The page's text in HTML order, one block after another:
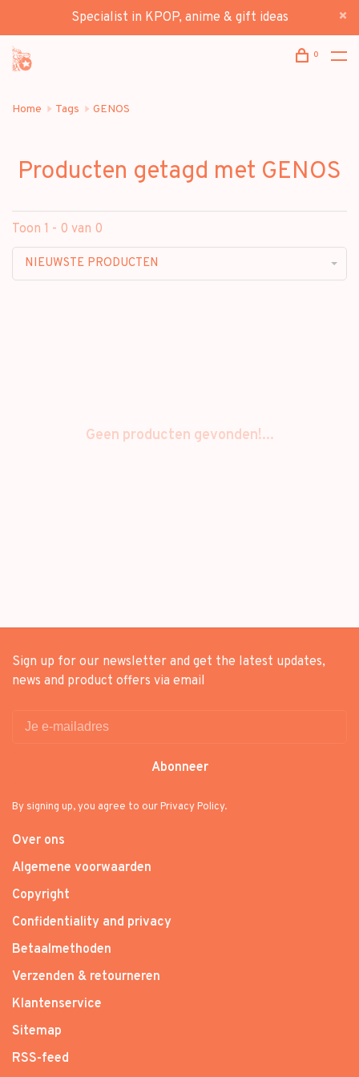
Specialist in KPOP, anime & gift ideas
0
Home Tags GENOS
Producten getagd met GENOS
Toon 1 - 0 van 0
NIEUWSTE PRODUCTEN
Geen producten gevonden!...
Sign up for our newsletter and get the latest updates,
news and product offers via email
Abonneer
By signing up, you agree to our Privacy Policy.
Over ons
Algemene voorwaarden
Copyright
Confidentiality and privacy
Betaalmethoden
Verzenden & retourneren
Klantenservice
Sitemap
RSS-feed